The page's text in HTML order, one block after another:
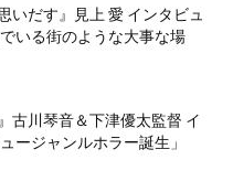
いだす』見上 愛 インタビュ
いる街のような大事な場
古川琴音＆下津優太監督 イ
ージャンルホラー誕生」